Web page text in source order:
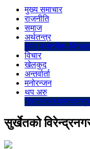
मुख्य समाचार
राजनीति
समाज
अर्थतन्त्र
शेयर बजारबैंक–वित्त
विचार
खेलकुद
अन्तर्वार्ता
मनोरन्जन
थप अरु
शिक्षास्वास्थ्यप्रवास
सुर्खेतको